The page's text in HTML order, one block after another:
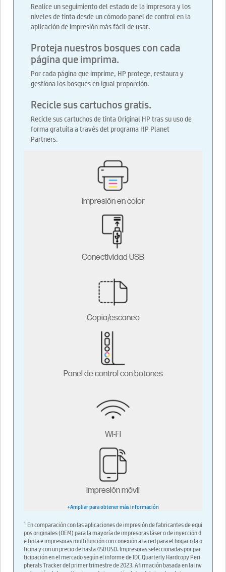
Realice un seguimiento del estado de la impresora y los
niveles de tinta desde un cómodo panel de control en la
aplicación de impresión más fácil de usar.
Proteja nuestros bosques con cada
página que imprima.
Por cada página que imprime, HP protege, restaura y
gestiona los bosques en igual proporción.
Recicle sus cartuchos gratis.
Recicle sus cartuchos de tinta Original HP tras su uso de
forma gratuita a través del programa HP Planet
Partners.
Impresión en color
Conectividad USB
Copia/escaneo
Panel de control con botones
Wi-Fi
Impresión móvil
+Ampliar para obtener más información
1 En comparación con las aplicaciones de impresión de fabricantes de equi
pos originales (OEM) para la mayoría de impresoras láser o de inyección d
e tinta e impresoras multifunción con conexión a la red para el hogar o la o
ficina y con un precio de hasta 450 USD. Impresoras seleccionadas por par
ticipación en el mercado según el informe de IDC Quarterly Hardcopy Peri
pherals Tracker del primer trimestre de 2023. Afirmación basada en la inv